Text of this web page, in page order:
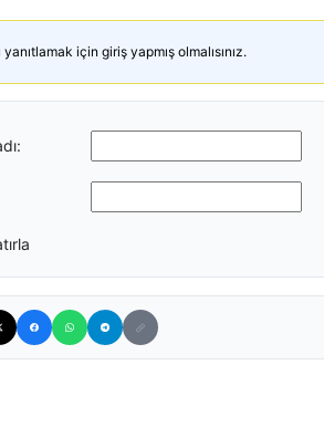
için giriş yapmış olmalısınız.